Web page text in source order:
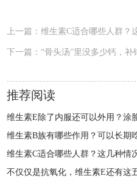
上一篇：维生素C适合哪些人群？
下一篇： “骨头汤”里没多少钙，补
推荐阅读
维生素E除了内服还可以外用？涂
维生素B族有哪些作用？可以长期
维生素C适合哪些人群？这几种情
不仅仅是抗氧化，维生素E还有这